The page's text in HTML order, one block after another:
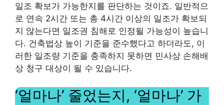
일조 확보가 가능한지를 판단하는 것이죠. 일반적으
로 연속 2시간 또는 총 4시간 이상의 일조가 확보되
지 않는다면 일조권 침해로 인정될 가능성이 높습니
다. 건축법상 높이 기준을 준수했다고 하더라도, 이
러한 일조량 기준을 충족하지 못하면 민사상 손해배
상 청구 대상이 될 수 있습니다.
‘얼마나’ 줄었는지, ‘얼마나’ 가